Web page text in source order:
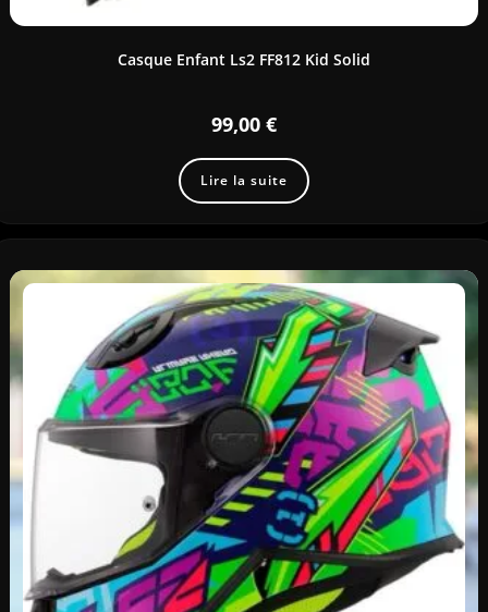
Casque Enfant Ls2 FF812 Kid Solid
99,00 €
Lire la suite